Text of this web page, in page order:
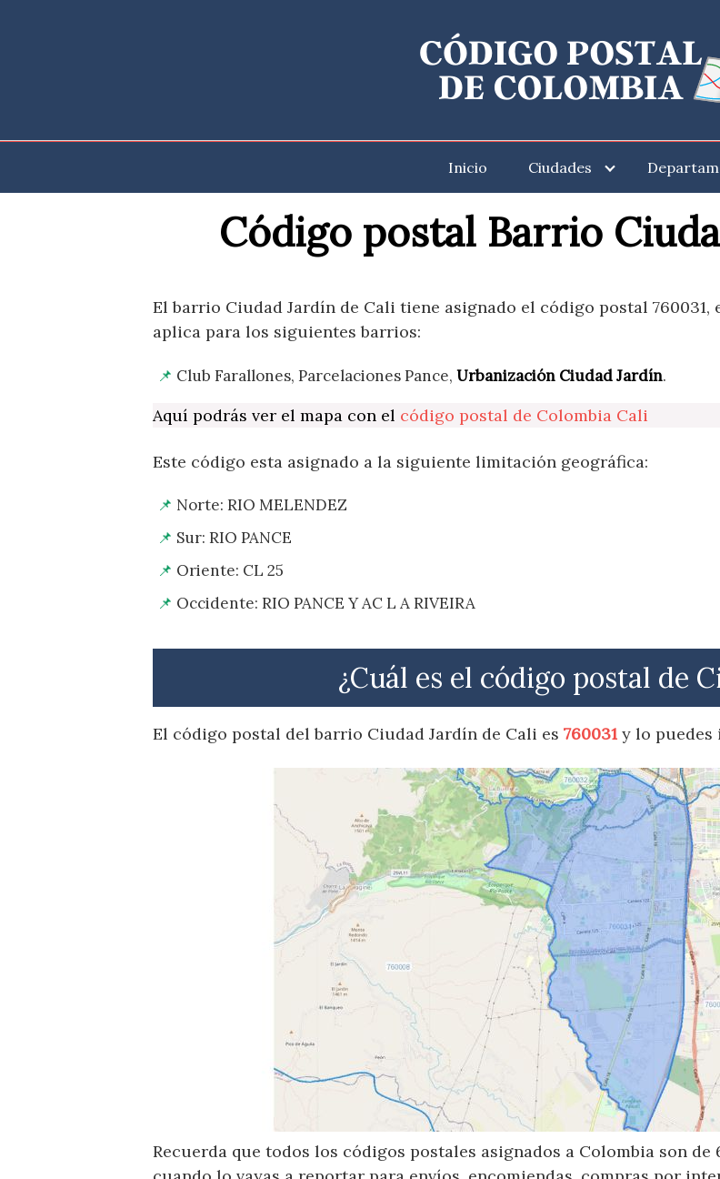
Inicio Ciudades
Código postal Barrio
El barrio Ciudad Jardín de Cali tiene asignado el código postal
aplica para los siguientes barrios:
Club Farallones, Parcelaciones Pance, Urbanización Ciudad Jardín.
Aquí podrás ver el mapa con el código postal de Colombia Cali
Este código esta asignado a la siguiente limitación geográfica:
Norte: RIO MELENDEZ
Sur: RIO PANCE
Oriente: CL 25
Occidente: RIO PANCE Y AC L A RIVEIRA
¿Cuál es el código postal de
El código postal del barrio Ciudad Jardín de Cali es 760031 y lo puedes
Recuerda que todos los códigos postales asignados a Colombia son